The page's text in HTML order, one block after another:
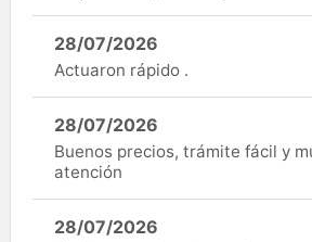
28/07/2026
Actuaron rápido .
28/07/2026
Buenos precios, trámite fácil y
atención
28/07/2026